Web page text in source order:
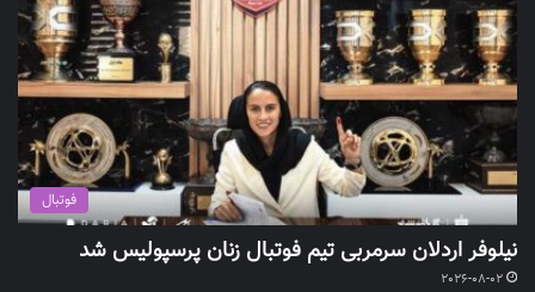
فوتبال
نیلوفر اردلان سرمربی تیم فوتبال زنان پرسپولیس شد
2026-08-02